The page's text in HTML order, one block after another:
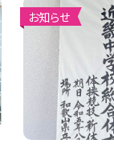
お知らせ